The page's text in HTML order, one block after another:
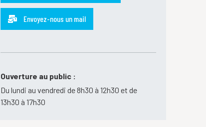
Envoyez-nous un mail
Ouverture au public :
Du lundi au vendredi de 8h30 à 12h30 et de
13h30 à 17h30